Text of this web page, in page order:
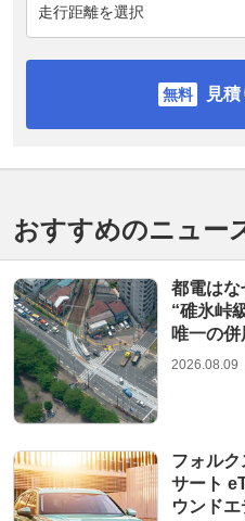
見
おすすめのニュー
都電はな
“碓氷峠
唯一の
2026.08.09
フォル
サート
ウンド